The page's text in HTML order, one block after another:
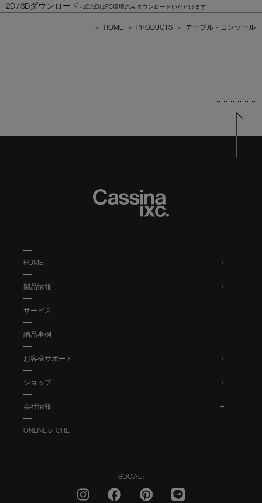
2D / 3Dダウンロード
> HOME > PRODUCTS > テーブル・コンソール
HOME
製品情報
サービス
納品事例
お客様サポート
ショップ
会社情報
ONLINE STORE
SOCIAL :